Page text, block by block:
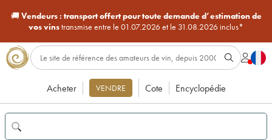
🚚Vendeurs : transport offert pour toute demande d’estimation de
vos vinstransmise entre le 01.07.2026 et le 31.08.2026 inclus*
Acheter VENDRE Cote Encyclopédie